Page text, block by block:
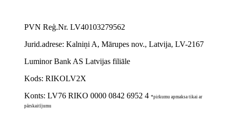
PVN Reģ.Nr. LV40103279562
Jurid.adrese: Kalniņi A, Mārupes nov., Latvija, LV-2167
Luminor Bank AS Latvijas filiāle
Kods: RIKOLV2X
Konts: LV76 RIKO 0000 0842 6952 4 *pirkumu apmaksa tikai ar
pārskaitījumu